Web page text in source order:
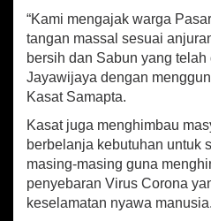
a
n
C
u
c
i
T
a
g
a
n
“Kami mengajak warga
tangan massal sesuai
bersih dan Sabun yang
Jayawijaya dengan
Kasat Samapta.
Kasat juga menghimbau
berbelanja kebutuhan untuk
masing-masing guna
penyebaran Virus Corona
keselamatan nyawa manusia.